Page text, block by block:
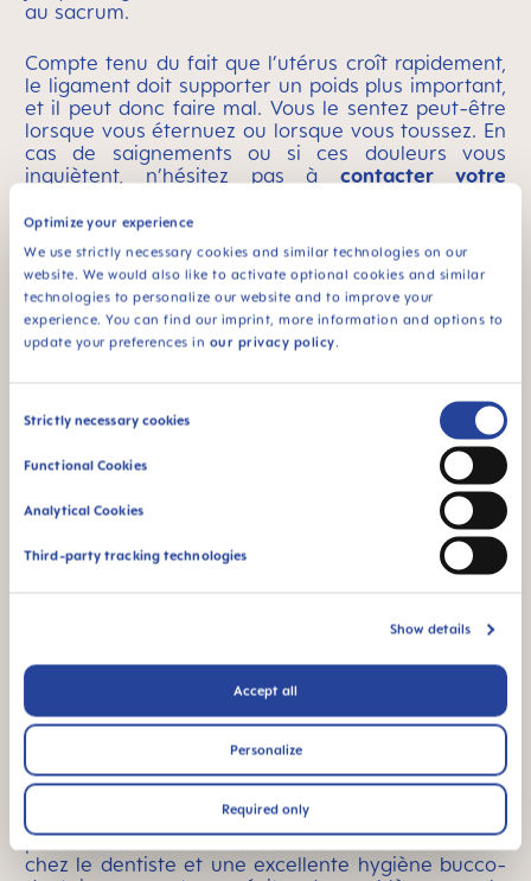
Optimize your experience
We use strictly necessary cookies and similar technologies on our
website. We would also like to activate optional cookies and similar
technologies to personalize our website and to improve your
experience. You can find our imprint, more information and options to
update your preferences in our privacy policy.
Consent
Strictly necessary cookies
Functional Cookies
Analytical Cookies
Third-party tracking technologies
Show details
Accept all
Personalize
Required only
au sacrum.
Compte tenu du fait que l’utérus croît rapidement,
le ligament doit supporter un poids plus important,
et il peut donc faire mal. Vous le sentez peut-être
lorsque vous éternuez ou lorsque vous toussez. En
cas de saignements ou si ces douleurs vous
inquiètent, n’hésitez pas àcontacter votre
Comment soulager les troubles liés à la grossesse ?
Lespromenades et les autres activités douces,
remédier à la constipation, mais aident aussi plus
généralement à se sentir mieux. N’hésitez pas à
demander à votre gynécologue les sports que
vous pouvez continuer à pratiquer sans risque.
Une quantité de sommeil suffisante et une bonne
hydratation peuvent également atténuer la fatigue
Pourquoi les femmes enceintes doivent-elles aller
En raison du taux élevé de progestérone, les
gencives sont davantage irriguées et elles
gonflent au cours de la grossesse. Cela peut
entraîner dessaignements des gencives,mais
aussi rendre vos dents plus sensibles aux caries.
L’apparition de caries est aussi favorisée par la
production excessive de salive. Un rendez-vous
chez le dentiste et une excellente hygiène bucco-